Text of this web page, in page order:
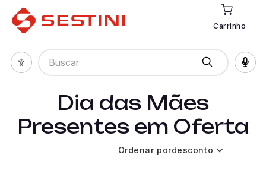
Carrinho
Buscar
Dia das Mães
Presentes em Oferta
Ordenar pordesconto